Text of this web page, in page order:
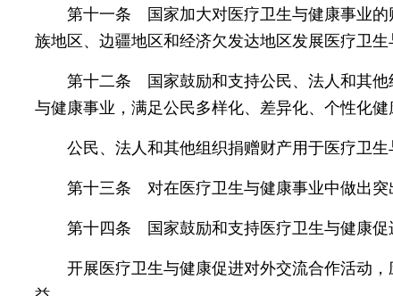
第十一条 国家加大对医疗卫生与健康事业的
族地区、边疆地区和经济欠发达地区发展医疗卫生
第十二条 国家鼓励和支持公民、法人和其他
与健康事业，满足公民多样化、差异化、个性化健
公民、法人和其他组织捐赠财产用于医疗卫生
第十三条 对在医疗卫生与健康事业中做出突
第十四条 国家鼓励和支持医疗卫生与健康促
开展医疗卫生与健康促进对外交流合作活动，